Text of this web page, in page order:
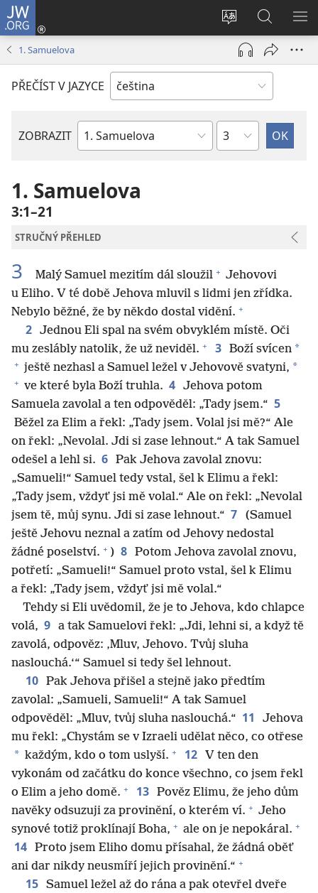
JW.ORG
Změnit
jazyk
stránek
Přihlásit
se
(otevřeno
okno)
Hledat
na
JW.ORG
1. Samuelova
PŘEČÍST V JAZYCE
ZOBRAZIT
Biblická
Kapitola
1. Samuelova
3:1–21
STRUČNÝ PŘEHLED
3 Malý Samuel mezitím dál sloužil + Jehovovi
u Eliho. V té době Jehova mluvil s lidmi jen zřídka.
Nebylo běžné, že by někdo dostal vidění. +
2 Jednou Eli spal na svém obvyklém místě. Oči
mu zeslábly natolik, že už neviděl. + 3 Boží svícen *
+ ještě nezhasl a Samuel ležel v Jehovově svatyni, *
+ ve které byla Boží truhla. 4 Jehova potom
Samuela zavolal a ten odpověděl: „Tady jsem.“ 5
Běžel za Elim a řekl: „Tady jsem. Volal jsi mě?“ Ale
on řekl: „Nevolal. Jdi si zase lehnout.“ A tak Samuel
odešel a lehl si. 6 Pak Jehova zavolal znovu:
„Samueli!“ Samuel tedy vstal, šel k Elimu a řekl:
„Tady jsem, vždyť jsi mě volal.“ Ale on řekl: „Nevolal
jsem tě, můj synu. Jdi si zase lehnout.“ 7
(Samuel
ještě Jehovu neznal a zatím od Jehovy nedostal
žádné poselství. + ) 8 Potom Jehova zavolal znovu,
potřetí: „Samueli!“ Samuel proto vstal, šel k Elimu
a řekl: „Tady jsem, vždyť jsi mě volal.“
Tehdy si Eli uvědomil, že je to Jehova, kdo chlapce
volá, 9 a tak Samuelovi řekl: „Jdi, lehni si, a když tě
zavolá, odpověz: ‚Mluv, Jehovo. Tvůj sluha
naslouchá.‘“ Samuel si tedy šel lehnout.
10 Pak Jehova přišel a stejně jako předtím
zavolal: „Samueli, Samueli!“ A tak Samuel
odpověděl: „Mluv, tvůj sluha naslouchá.“ 11
Jehova
mu řekl: „Chystám se v Izraeli udělat něco, co otřese
* každým, kdo o tom uslyší. + 12
V ten den
vykonám od začátku do konce všechno, co jsem řekl
o Elim a jeho domě. + 13 Pověz Elimu, že jeho dům
navěky odsuzuji za provinění, o kterém ví. + Jeho
synové totiž proklínají Boha, + ale on je nepokáral. +
14 Proto jsem Eliho domu přísahal, že žádná oběť
ani dar nikdy neusmíří jejich provinění.“ +
15 Samuel ležel až do rána a pak otevřel dveře